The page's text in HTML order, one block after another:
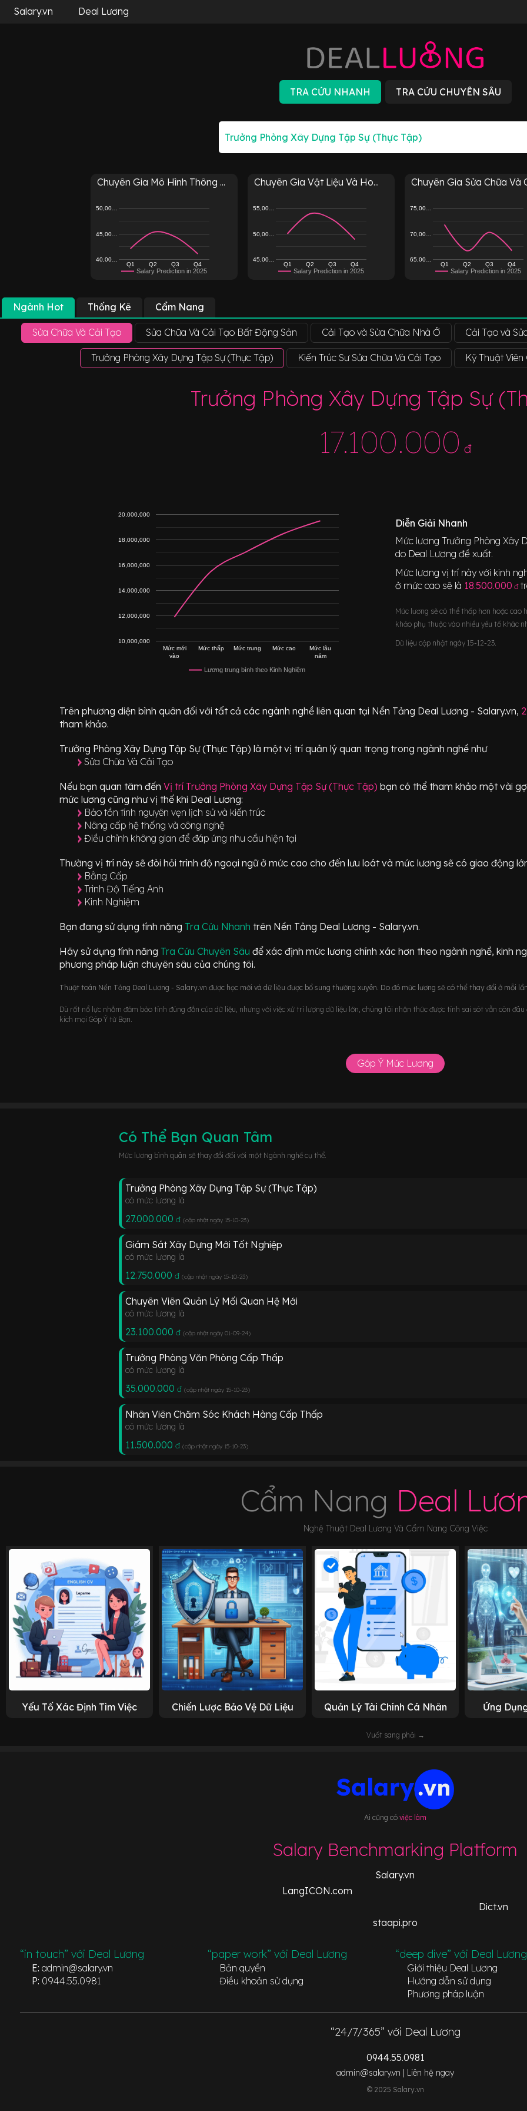
Salary.vn Deal Lương
Chuyên Gia Mô Hình Thông ...
Salary Prediction in 2025
Q1 Q2 Q3 Q4
40,00…
45,00…
50,00…
Chuyên Gia Vật Liệu Và Ho...
Salary Prediction in 2025
Q1 Q2 Q3 Q4
45,00…
50,00…
55,00…
Chuyên Gia Sửa Chữa Và
Salary Prediction in 2025
Q1 Q2 Q3 Q4
65,00…
70,00…
75,00…
Ngành Hot Thống Kê Cẩm Nang
Sửa Chữa Và Cải Tạo Sửa Chữa Và Cải Tạo Bất Động Sản Cải Tạo và Sửa Chữa Nhà Ở Cải Tạo và
Trưởng Phòng Xây Dựng Tập Sự (Thực Tập) Kiến Trúc Sư Sửa Chữa Và Cải Tạo Kỹ Thuật Viên
Trưởng Phòng Xây Dựng Tập Sự
17.100.000 đ
Lương trung bình theo Kinh Nghiệm
Mức mới
vào
Mức thấp Mức trung Mức cao
Mức lâu
năm
10,000,000
12,000,000
14,000,000
16,000,000
18,000,000
20,000,000
Diễn Giải Nhanh
Mức lương Trưởng Phòng Xây
do Deal Lương đề xuất.
Mức lương vị trí này với kinh
ở mức cao sẽ là 18.500.000 đ
Mức lương sẽ có thể thấp hơn hoặc
khảo phụ thuộc vào nhiều yếu tố khác
Dữ liệu cập nhật ngày 15-12-23.
Trên phương diện bình quân đối với tất cả các ngành nghề liên quan tại Nền Tảng Deal Lương - Salary.vn,
tham khảo.
Trưởng Phòng Xây Dựng Tập Sự (Thực Tập) là một vị trí quản lý quan trọng trong ngành nghề như
Sửa Chữa Và Cải Tạo
Nếu bạn quan tâm đến Vị trí Trưởng Phòng Xây Dựng Tập Sự (Thực Tập) bạn có thể tham khảo một vài
mức lương cũng như vị thế khi Deal Lương:
Bảo tồn tính nguyên vẹn lịch sử và kiến trúc
Nâng cấp hệ thống và công nghệ
Điều chỉnh không gian để đáp ứng nhu cầu hiện tại
Thường vị trí này sẽ đòi hỏi trình độ ngoại ngữ ở mức cao cho đến lưu loát và mức lương sẽ có giao động
Bằng Cấp
Trình Độ Tiếng Anh
Kinh Nghiệm
Bạn đang sử dụng tính năng Tra Cứu Nhanh trên Nền Tảng Deal Lương - Salary.vn.
Hãy sử dụng tính năng Tra Cứu Chuyên Sâu để xác định mức lương chính xác hơn theo ngành nghề, kinh
phương pháp luận chuyên sâu của chúng tôi.
Thuật toán Nền Tảng Deal Lương - Salary.vn được học mới và dữ liệu được bổ sung thường xuyên. Do đó mức lương sẽ có thể thay đổi ở mỗi
Dù rất nổ lực nhằm đảm bảo tính đúng đắn của dữ liệu, nhưng với việc xử trí lượng dữ liệu lớn, chúng tôi nhận thức được tính sai sót vẫn còn
kích mọi Góp Ý từ Bạn.
Góp Ý Mức Lương
Có Thể Bạn Quan Tâm
Mức lương bình quân sẽ thay đổi đối với một Ngành nghề cụ thể.
Trưởng Phòng Xây Dựng Tập Sự (Thực Tập)
có mức lương là
27.000.000 đ (cập nhật ngày 15-10-23)
Giám Sát Xây Dựng Mới Tốt Nghiệp
có mức lương là
12.750.000 đ (cập nhật ngày 15-10-23)
Chuyên Viên Quản Lý Mối Quan Hệ Mới
có mức lương là
23.100.000 đ (cập nhật ngày 01-09-24)
Trưởng Phòng Văn Phòng Cấp Thấp
có mức lương là
35.000.000 đ (cập nhật ngày 15-10-23)
Nhân Viên Chăm Sóc Khách Hàng Cấp Thấp
có mức lương là
11.500.000 đ (cập nhật ngày 15-10-23)
Cẩm Nang Deal
Nghệ Thuật Deal Lương Và Cẩm Nang Công Việc
Yếu Tố Xác Định Tìm Việc Chiến Lược Bảo Vệ Dữ Liệu Quản Lý Tài Chính Cá Nhân Ứng
Vuốt sang phải →
Ai cũng cóviệc làm
Salary Benchmarking Platform
Salary.vn
LangICON.com
Dict.vn
staapi.pro
“in touch” với Deal Lương
E: admin@salary.vn
P: 0944.55.0981
“paper work” với Deal Lương
Bản quyền
Điều khoản sử dụng
“deep dive” với Deal Lương
Giới thiệu Deal Lương
Hướng dẫn sử dụng
Phương pháp luận
“24/7/365” với Deal Lương
0944.55.0981
admin@salary.vn | Liên hệ ngay
© 2025 Salary.vn